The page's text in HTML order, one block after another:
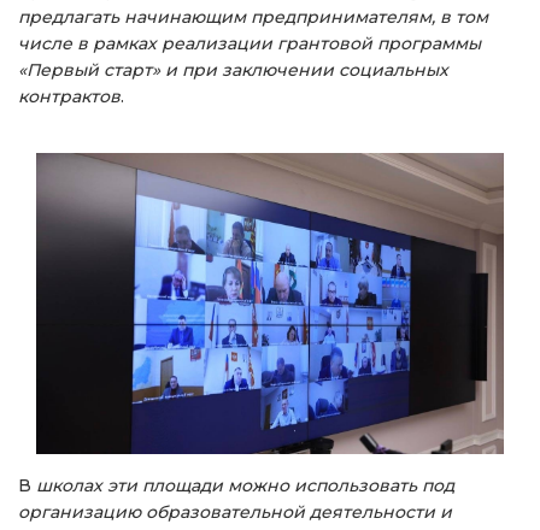
предлагать начинающим предпринимателям, в том
числе в рамках реализации грантовой программы
«Первый старт» и при заключении социальных
контрактов.
В школах эти площади можно использовать под
организацию образовательной деятельности и